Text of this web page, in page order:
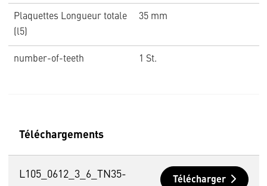
Plaquettes Longueur totale
(l5)
35 mm
number-of-teeth 1 St.
Téléchargements
L105_0612_3_6_TN35- Télécharger